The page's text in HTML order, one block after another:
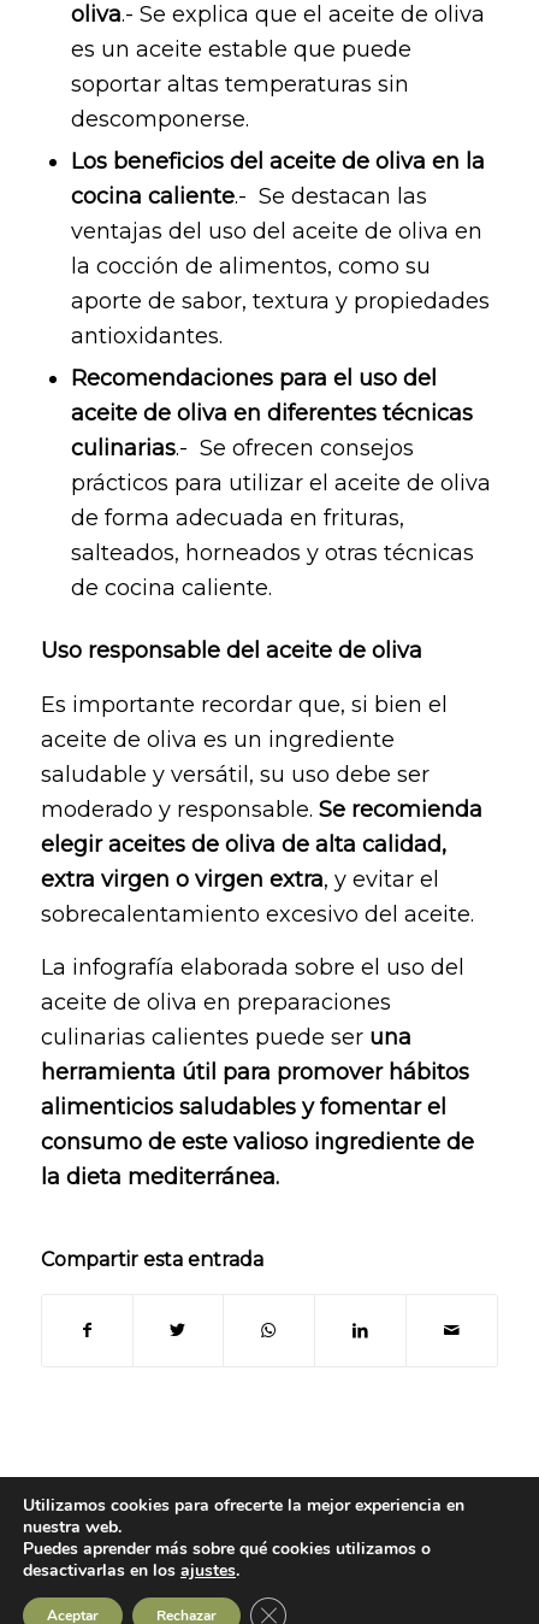
oliva.- Se explica que el aceite de oliva
es un aceite estable que puede
soportar altas temperaturas sin
descomponerse.
Los beneficios del aceite de oliva en la
cocina caliente.- Se destacan las
ventajas del uso del aceite de oliva en
la cocción de alimentos, como su
aporte de sabor, textura y propiedades
antioxidantes.
Recomendaciones para el uso del
aceite de oliva en diferentes técnicas
culinarias.- Se ofrecen consejos
prácticos para utilizar el aceite de oliva
de forma adecuada en frituras,
salteados, horneados y otras técnicas
de cocina caliente.
Uso responsable del aceite de oliva
Es importante recordar que, si bien el
aceite de oliva es un ingrediente
saludable y versátil, su uso debe ser
moderado y responsable. Se recomienda
elegir aceites de oliva de alta calidad,
extra virgen o virgen extra, y evitar el
sobrecalentamiento excesivo del aceite.
La infografía elaborada sobre el uso del
aceite de oliva en preparaciones
culinarias calientes puede seruna
herramienta útil para promover hábitos
alimenticios saludables y fomentar el
consumo de este valioso ingrediente de
la dieta mediterránea.
Compartir esta entrada
© Copyright 2024- Oleoteca | Todos los derechos reservados -
|Política de Privacidad|Política de Cookies
Utilizamos cookies para ofrecerte la mejor experiencia en
nuestra web.
Puedes aprender más sobre qué cookies utilizamos o
desactivarlas en los ajustes.
Aceptar Rechazar Cerrar el banner de cookies RGPD